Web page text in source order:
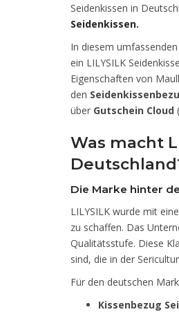
Seidenkissen in
Seidenkissen.
In diesem
ein LILYSILK
Eigenschaften von
den
über Gutschein Cloud (
Was macht
Die Marke hinter
LILYSILK wurde mit
zu schaffen. Das
Qualitätsstufe. Diese
sind, die in der
Für den deutschen
Kissenbezug